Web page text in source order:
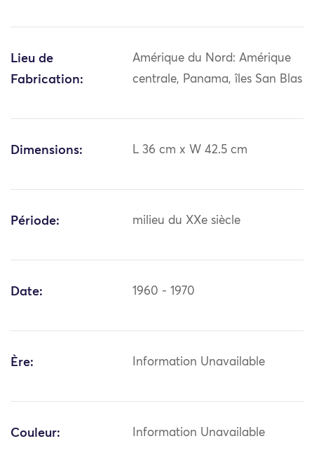
Lieu de
Fabrication:
Amérique du Nord: Amérique
centrale, Panama, îles San Blas
Dimensions: L 36 cm x W 42.5 cm
Période: milieu du XXe siècle
Date: 1960 - 1970
Ère: Information Unavailable
Couleur: Information Unavailable